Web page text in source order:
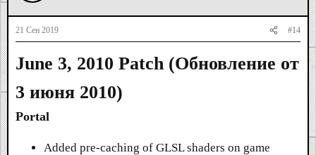
21 Сен 2019 #14
June 3, 2010 Patch (Обновление от
3 июня 2010)
Portal
Added pre-caching of GLSL shaders on game